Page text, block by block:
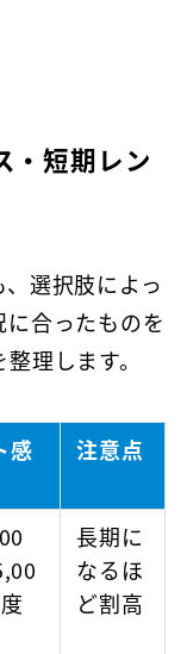
・短期レン
、選択肢によっ
合ったものを
理します。
感 注意点
長期に
なるほ
ど割高